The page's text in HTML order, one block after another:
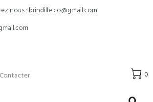
nous : brindille.co@gmail.com
0